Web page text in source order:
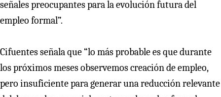
señales preocupantes para la evolución futura del
empleo formal”.
Cifuentes señala que “lo más probable es que durante
los próximos meses observemos creación de empleo,
pero insuficiente para generar una reducción relevante